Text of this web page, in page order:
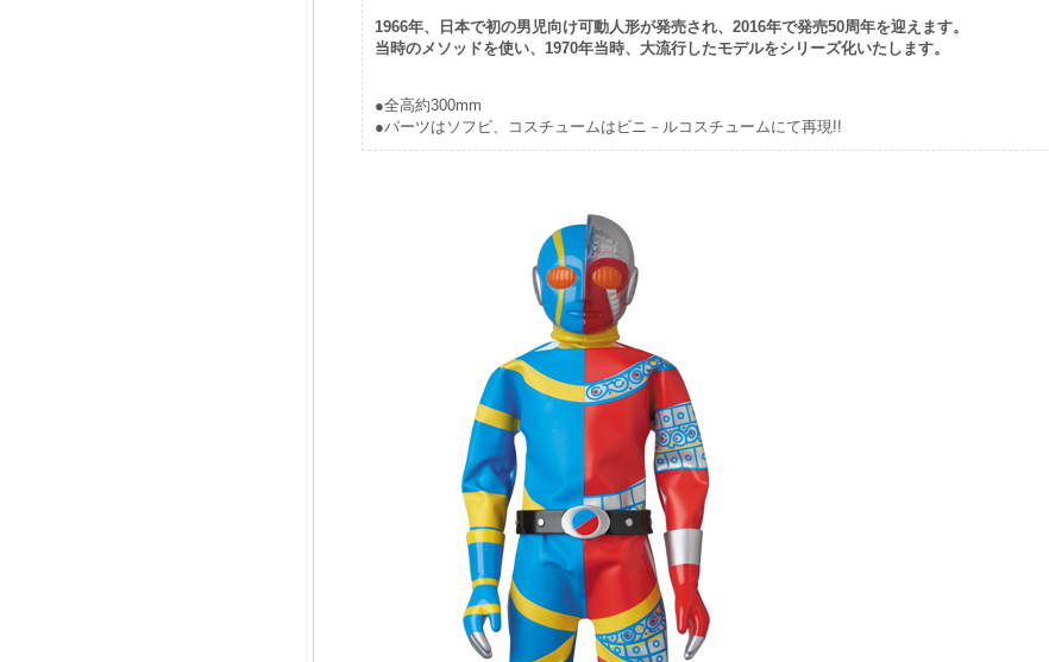
1966年、日本で初の男児向け可動人形が発売され、2016年で発売50周年を迎えます。
当時のメソッドを使い、1970年当時、大流行したモデルをシリーズ化いたします。
●全高約300mm
●パーツはソフビ、コスチュームはビニ－ルコスチュームにて再現!!